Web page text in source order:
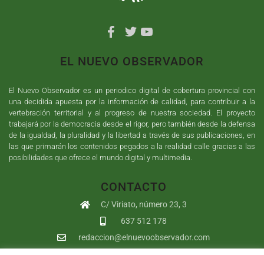
EL NUEVO OBSERVADOR
El Nuevo Observador es un periodico digital de cobertura provincial con
una decidida apuesta por la información de calidad, para contribuir a la
vertebración territorial y al progreso de nuestra sociedad. El proyecto
trabajará por la democracia desde el rigor, pero también desde la defensa
de la igualdad, la pluralidad y la libertad a través de sus publicaciones, en
las que primarán los contenidos pegados a la realidad calle gracias a las
posibilidades que ofrece el mundo digital y multimedia.
CONTACTO
C/ Viriato, número 23, 3
637 512 178
redaccion@elnuevoobservador.com